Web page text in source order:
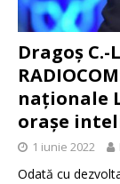
Dragoș C.-
naționale
orașe
1 iunie 2022
Odată cu